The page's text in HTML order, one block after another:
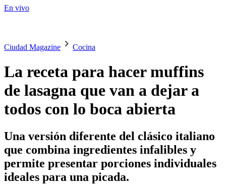
En vivo
Ciudad Magazine Cocina
La receta para hacer muffins
de lasagna que van a dejar a
todos con lo boca abierta
Una versión diferente del clásico italiano
que combina ingredientes infalibles y
permite presentar porciones individuales
ideales para una picada.